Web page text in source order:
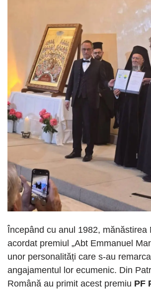
Începând cu anul 1982, mănăstirea
acordat premiul „Abt Emmanuel
unor personalități care s-au
angajamentul lor ecumenic. Din
Română au primit acest premiu PF